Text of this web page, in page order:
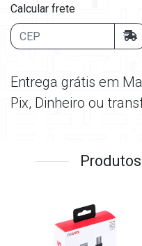
Calcular frete
Entrega grátis em
Pix, Dinheiro ou